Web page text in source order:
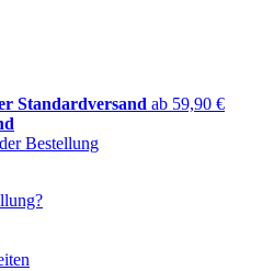
Standardversand ab 59,90 €
Bestellung